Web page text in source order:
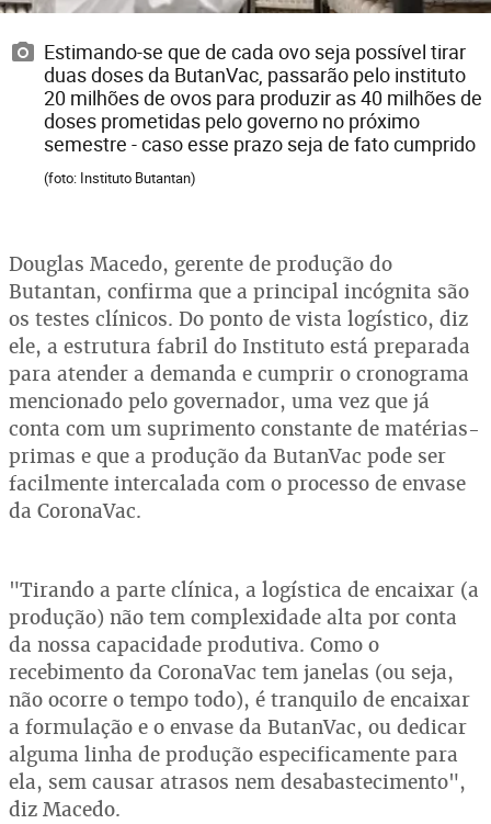
Estimando-se que de cada ovo seja possível tirar
duas doses da ButanVac, passarão pelo instituto
20 milhões de ovos para produzir as 40 milhões de
doses prometidas pelo governo no próximo
semestre - caso esse prazo seja de fato cumprido
(foto: Instituto Butantan)
Douglas Macedo, gerente de produção do
Butantan, confirma que a principal incógnita são
os testes clínicos. Do ponto de vista logístico, diz
ele, a estrutura fabril do Instituto está preparada
para atender a demanda e cumprir o cronograma
mencionado pelo governador, uma vez que já
conta com um suprimento constante de matérias-
primas e que a produção da ButanVac pode ser
facilmente intercalada com o processo de envase
da CoronaVac.
"Tirando a parte clínica, a logística de encaixar (a
produção) não tem complexidade alta por conta
da nossa capacidade produtiva. Como o
recebimento da CoronaVac tem janelas (ou seja,
não ocorre o tempo todo), é tranquilo de encaixar
a formulação e o envase da ButanVac, ou dedicar
alguma linha de produção especificamente para
ela, sem causar atrasos nem desabastecimento",
diz Macedo.